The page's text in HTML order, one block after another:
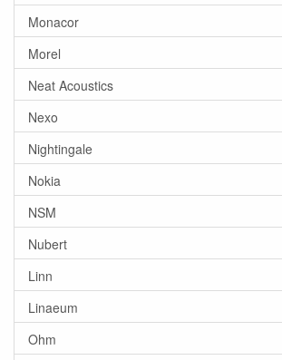
Monacor
Morel
Neat Acoustics
Nexo
Nightingale
Nokia
NSM
Nubert
Linn
Linaeum
Ohm